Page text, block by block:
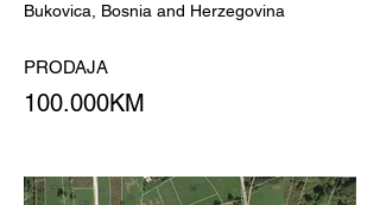
Bukovica, Bosnia and Herzegovina
PRODAJA
100.000KM